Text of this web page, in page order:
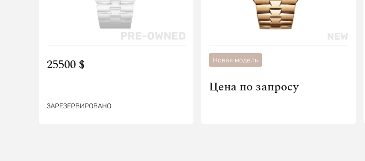
25500 $
ЗАРЕЗЕРВИРОВАНО
Новая модель
Цена по запросу